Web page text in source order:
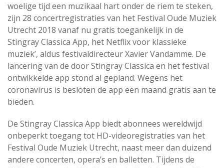
woelige tijd een muzikaal hart onder de riem te steken,
zijn 28 concertregistraties van het Festival Oude Muziek
Utrecht 2018 vanaf nu gratis toegankelijk in de
Stingray Classica App, het Netflix voor klassieke
muziek’, aldus festivaldirecteur Xavier Vandamme. De
lancering van de door Stingray Classica en het festival
ontwikkelde app stond al gepland. Wegens het
coronavirus is besloten de app een maand gratis aan te
bieden.
De Stingray Classica App biedt abonnees wereldwijd
onbeperkt toegang tot HD-videoregistraties van het
Festival Oude Muziek Utrecht, naast meer dan duizend
andere concerten, opera’s en balletten. Tijdens de